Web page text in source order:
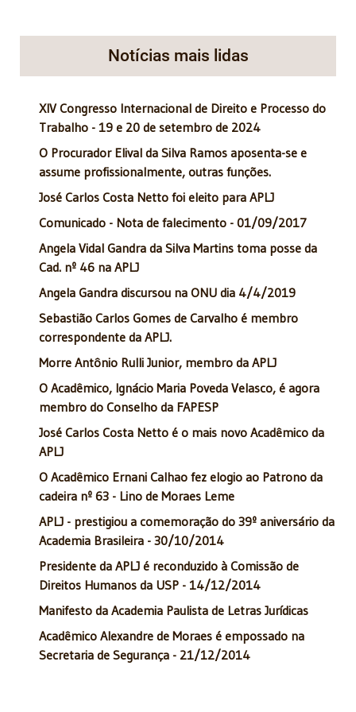
Notícias mais lidas
XIV Congresso Internacional de Direito e Processo do
Trabalho - 19 e 20 de setembro de 2024
O Procurador Elival da Silva Ramos aposenta-se e
assume profissionalmente, outras funções.
José Carlos Costa Netto foi eleito para APLJ
Comunicado - Nota de falecimento - 01/09/2017
Angela Vidal Gandra da Silva Martins toma posse da
Cad. nº 46 na APLJ
Angela Gandra discursou na ONU dia 4/4/2019
Sebastião Carlos Gomes de Carvalho é membro
correspondente da APLJ.
Morre Antônio Rulli Junior, membro da APLJ
O Acadêmico, Ignácio Maria Poveda Velasco, é agora
membro do Conselho da FAPESP
José Carlos Costa Netto é o mais novo Acadêmico da
APLJ
O Acadêmico Ernani Calhao fez elogio ao Patrono da
cadeira nº 63 - Lino de Moraes Leme
APLJ - prestigiou a comemoração do 39º aniversário da
Academia Brasileira - 30/10/2014
Presidente da APLJ é reconduzido à Comissão de
Direitos Humanos da USP - 14/12/2014
Manifesto da Academia Paulista de Letras Jurídicas
Acadêmico Alexandre de Moraes é empossado na
Secretaria de Segurança - 21/12/2014